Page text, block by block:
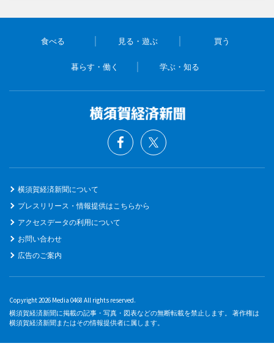
食べる 見る・遊ぶ 買う
暮らす・働く 学ぶ・知る
横須賀経済新聞について
プレスリリース・情報提供はこちらから
アクセスデータの利用について
お問い合わせ
広告のご案内
Copyright 2026 Media 0468 All rights reserved.
横須賀経済新聞に掲載の記事・写真・図表などの無断転載を禁止します。 著作権は
横須賀経済新聞またはその情報提供者に属します。